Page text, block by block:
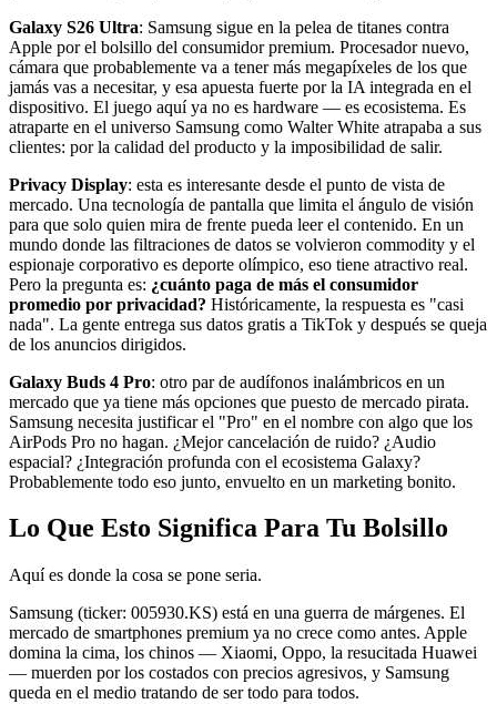
Galaxy S26 Ultra: Samsung sigue en la pelea de titanes contra
Apple por el bolsillo del consumidor premium. Procesador nuevo,
cámara que probablemente va a tener más megapíxeles de los que
jamás vas a necesitar, y esa apuesta fuerte por la IA integrada en el
dispositivo. El juego aquí ya no es hardware — es ecosistema. Es
atraparte en el universo Samsung como Walter White atrapaba a sus
clientes: por la calidad del producto y la imposibilidad de salir.
Privacy Display: esta es interesante desde el punto de vista de
mercado. Una tecnología de pantalla que limita el ángulo de visión
para que solo quien mira de frente pueda leer el contenido. En un
mundo donde las filtraciones de datos se volvieron commodity y el
espionaje corporativo es deporte olímpico, eso tiene atractivo real.
Pero la pregunta es: ¿cuánto paga de más el consumidor
promedio por privacidad? Históricamente, la respuesta es "casi
nada". La gente entrega sus datos gratis a TikTok y después se queja
de los anuncios dirigidos.
Galaxy Buds 4 Pro: otro par de audífonos inalámbricos en un
mercado que ya tiene más opciones que puesto de mercado pirata.
Samsung necesita justificar el "Pro" en el nombre con algo que los
AirPods Pro no hagan. ¿Mejor cancelación de ruido? ¿Audio
espacial? ¿Integración profunda con el ecosistema Galaxy?
Probablemente todo eso junto, envuelto en un marketing bonito.
Lo Que Esto Significa Para Tu Bolsillo
Aquí es donde la cosa se pone seria.
Samsung (ticker: 005930.KS) está en una guerra de márgenes. El
mercado de smartphones premium ya no crece como antes. Apple
domina la cima, los chinos — Xiaomi, Oppo, la resucitada Huawei
— muerden por los costados con precios agresivos, y Samsung
queda en el medio tratando de ser todo para todos.